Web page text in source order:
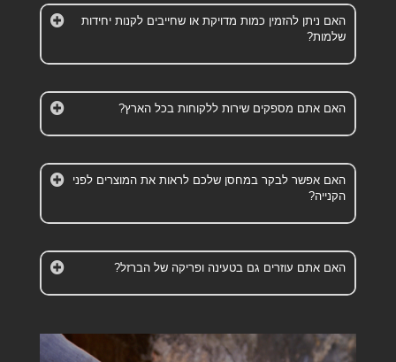
האם ניתן להזמין כמות מדויקת או שחייבים לקנות יחידות
שלמות?
האם אתם מספקים שירות ללקוחות בכל הארץ?
האם אפשר לבקר במחסן שלכם לראות את המוצרים לפני
הקנייה?
האם אתם עוזרים גם בטעינה ופריקה של הברזל?